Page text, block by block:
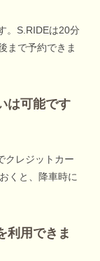
。S.RIDEは20分
まで予約できま
は可能です
クレジットカー
くと、降車時に
利用できま